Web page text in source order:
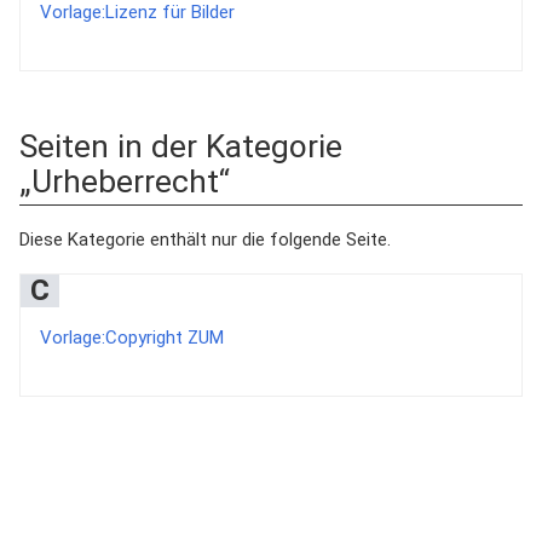
Vorlage:Lizenz für Bilder
Seiten in der Kategorie
„Urheberrecht“
Diese Kategorie enthält nur die folgende Seite.
C
Vorlage:Copyright ZUM